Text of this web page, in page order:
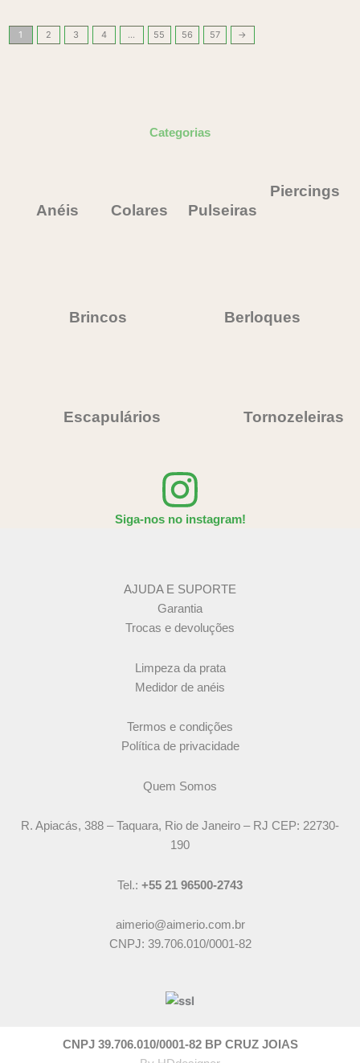
1 2 3 4 … 55 56 57 →
Categorias
Anéis Colares Pulseiras
Piercings
Brincos Berloques
Escapulários Tornozeleiras
Siga-nos no instagram!
AJUDA E SUPORTE
Garantia
Trocas e devoluções
Limpeza da prata
Medidor de anéis
Termos e condições
Política de privacidade
Quem Somos
R. Apiacás, 388 – Taquara, Rio de Janeiro – RJ CEP: 22730-
190
Tel.: +55 21 96500-2743
aimerio@aimerio.com.br
CNPJ: 39.706.010/0001-82
CNPJ 39.706.010/0001-82 BP CRUZ JOIAS